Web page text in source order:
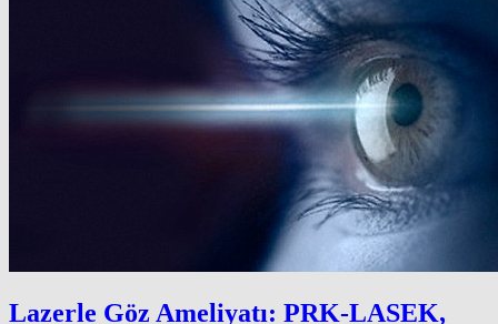
Lazerle Göz Ameliyatı: PRK-LASEK,